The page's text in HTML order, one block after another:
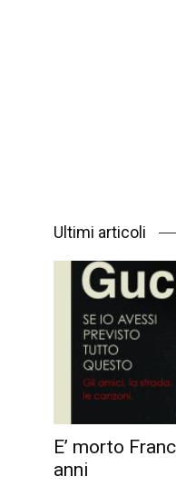
Ultimi articoli
E’ morto
anni